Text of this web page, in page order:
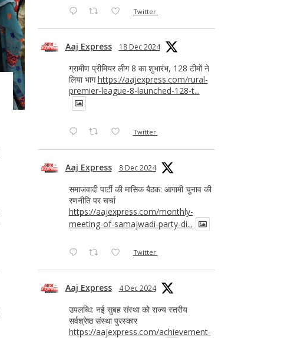
Twitter
Aaj Express 18 Dec 2024
ग्रामीण प्रीमियर लीग 8 का शुभारंभ, 128 टीमों ने
लिया भागhttps://aajexpress.com/rural-
premier-league-8-launched-128-t...
Twitter
Aaj Express 8 Dec 2024
समाजवादी पार्टी की मासिक बैठक: आगामी चुनाव की
रणनीति पर चर्चा
https://aajexpress.com/monthly-
meeting-of-samajwadi-party-di...
Twitter
Aaj Express 4 Dec 2024
उपलब्धि: नई सुबह संस्था को राज्य स्तरीय
सर्वश्रेष्ठ संस्था पुरस्कार
https://aajexpress.com/achievement-